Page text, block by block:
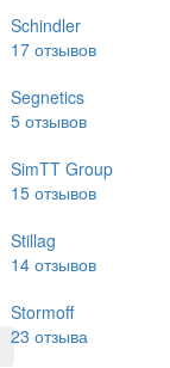
Schindler
17отзывов
Segnetics
5отзывов
SimTT Group
15отзывов
Stillag
14отзывов
Stormoff
23 отзыва